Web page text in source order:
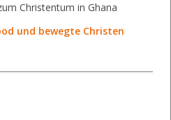
Christentum in Ghana
und bewegte Christen